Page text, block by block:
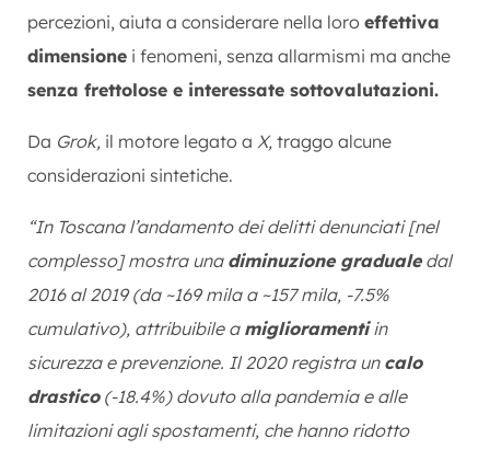
percezioni, aiuta a considerare nella loro effettiva
dimensione i fenomeni, senza allarmismi ma anche
senza frettolose e interessate sottovalutazioni.
Da Grok, il motore legato a X, traggo alcune
considerazioni sintetiche.
“In Toscana l’andamento dei delitti denunciati [nel
complesso] mostra una diminuzione gradualedal
2016 al 2019 (da ~169 mila a ~157 mila, -7.5%
cumulativo), attribuibile a miglioramentiin
sicurezza e prevenzione. Il 2020 registra un calo
drastico(-18.4%) dovuto alla pandemia e alle
limitazioni agli spostamenti, che hanno ridotto